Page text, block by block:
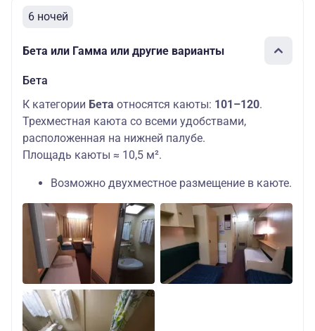
6 ночей
Бета или Гамма или другие варианты
Бета
К категории Бета относятся каюты: 101–120.
Трехместная каюта со всеми удобствами,
расположенная на нижней палубе.
Площадь каюты ≈ 10,5 м².
Возможно двухместное размещение в каюте.